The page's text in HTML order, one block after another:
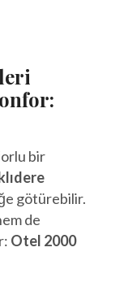
bir
götürebilir.
de
Otel 2000